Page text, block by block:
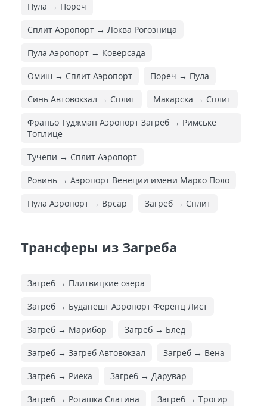
Пула → Пореч
Сплит Аэропорт → Локва Рогозница
Пула Аэропорт → Коверсада
Омиш → Сплит Аэропорт Пореч → Пула
Синь Автовокзал → Сплит Макарска → Сплит
Франьо Туджман Аэропорт Загреб → Римське
Топлице
Тучепи → Сплит Аэропорт
Ровинь → Аэропорт Венеции имени Марко Поло
Пула Аэропорт → Врсар Загреб → Сплит
Трансферы из Загреба
Загреб → Плитвицкие озера
Загреб → Будапешт Аэропорт Ференц Лист
Загреб → Марибор Загреб → Блед
Загреб → Загреб Автовокзал Загреб → Вена
Загреб → Риека Загреб → Дарувар
Загреб → Рогашка Слатина Загреб → Трогир